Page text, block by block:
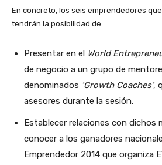
En concreto, los seis emprendedores
tendrán la posibilidad de:
Presentar en el World
de negocio a un grupo de
denominados ‘Growth Coaches’,
asesores durante la sesión.
Establecer relaciones con dichos
conocer a los ganadores
Emprendedor 2014 que organiza